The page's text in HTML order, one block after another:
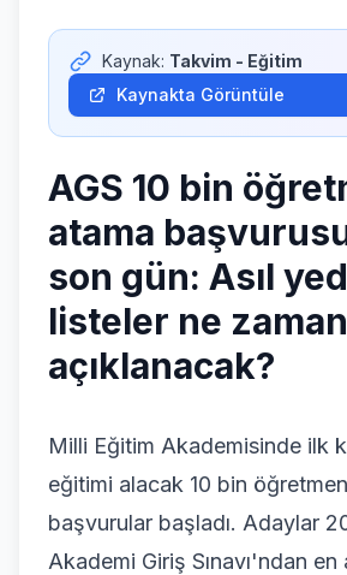
Giriş Yap
Kaynak: Takvim - Eğitim
Kaynakta Görüntüle
AGS 10 bin
atama
son gün: Asıl
listeler ne zaman
açıklanacak?
Milli Eğitim Akademisinde ilk
eğitimi alacak 10 bin
başvurular başladı. Adaylar
Akademi Giriş Sınavı'ndan